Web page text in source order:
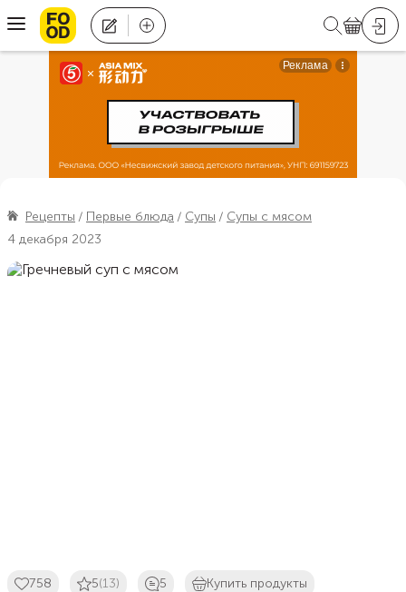
Рецепты Первые блюда Супы
Супы с мясом
4 декабря 2023
758 5(13) 5 Купить продукты